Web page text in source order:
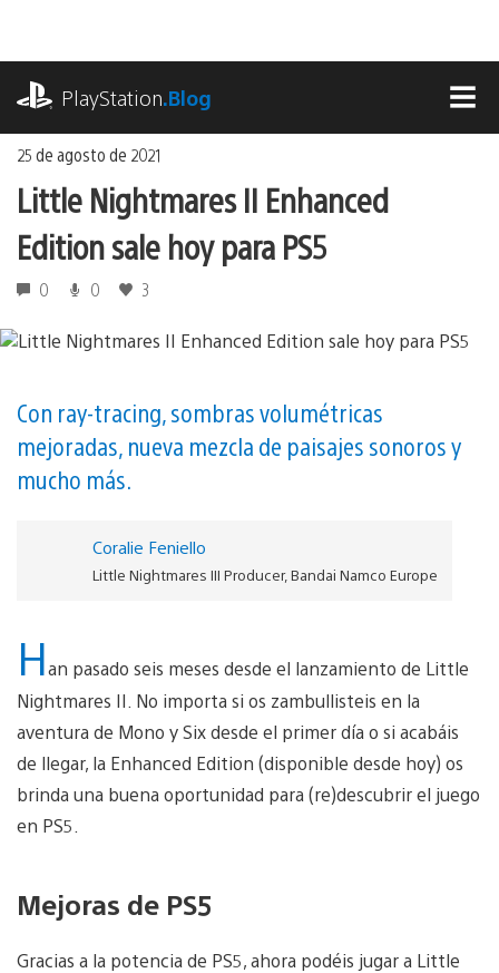
contenido
PlayStation.Blog
25 de agosto de 2021
Little Nightmares II Enhanced
Edition sale hoy para PS5
0 0 3
Con ray-tracing, sombras volumétricas
mejoradas, nueva mezcla de paisajes sonoros y
mucho más.
Coralie Feniello
Little Nightmares III Producer, Bandai Namco Europe
Han pasado seis meses desde el lanzamiento de Little
Nightmares II. No importa si os zambullisteis en la
aventura de Mono y Six desde el primer día o si acabáis
de llegar, la Enhanced Edition (disponible desde hoy) os
brinda una buena oportunidad para (re)descubrir el juego
en PS5.
Mejoras de PS5
Gracias a la potencia de PS5, ahora podéis jugar a Little